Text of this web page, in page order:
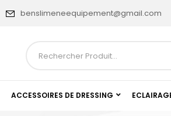
benslimeneequipement@gmail.com
ACCESSOIRES DE DRESSING